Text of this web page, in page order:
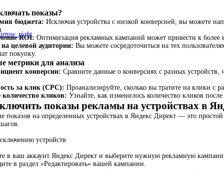
показы?
бюджета: Исключая устройства с низкой конверсией, вы можете
ROI: Оптимизация рекламных кампаний может привести к более
целевой аудитории: Вы можете сосредоточиться на тех
покупку.
метрики для анализа
конверсии: Сравните данные о конверсиях с разных
за клик (CPC): Проанализируйте, сколько вы тратите на клики с
кликов: Узнайте, как изменилось количество кликов
показы рекламы на устройствах в
показов на определенных устройствах в Яндекс Директ — это
устройств
в ваш аккаунт Яндекс Директ и выберите нужную рекламную
в раздел «Редактировать» вашей кампании.